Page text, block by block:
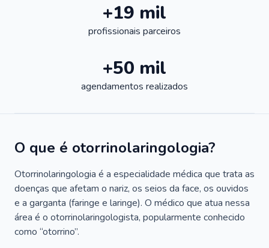
+19 mil
profissionais parceiros
+50 mil
agendamentos realizados
O que é otorrinolaringologia?
Otorrinolaringologia é a especialidade médica que trata as
doenças que afetam o nariz, os seios da face, os ouvidos
e a garganta (faringe e laringe). O médico que atua nessa
área é o otorrinolaringologista, popularmente conhecido
como “otorrino”.